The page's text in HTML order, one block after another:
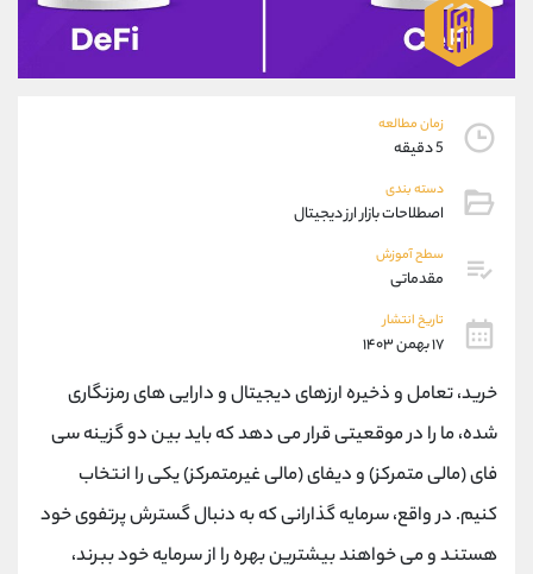
زمان مطالعه
5 دقیقه
دسته بندی
اصطلاحات بازار ارز دیجیتال
سطح آموزش
مقدماتی
تاریخ انتشار
۱۷ بهمن ۱۴۰۳
خرید، تعامل و ذخیره ارزهای دیجیتال و دارایی های رمزنگاری
شده، ما را در موقعیتی قرار می دهد که باید بین دو گزینه سی
فای (مالی متمرکز) و دیفای (مالی غیرمتمرکز) یکی را انتخاب
کنیم. در واقع، سرمایه گذارانی که به دنبال گسترش پرتفوی خود
هستند و می خواهند بیشترین بهره را از سرمایه خود ببرند،
09304891085
واتساپ شروع گفتگو
تلگرام
پشتیبان فروش
موبایل
اطلاعات تماس
تلفن 021-22021030
021-22021040
بدون پیش شماره
اینستاگرام @alireza.mehrabii
کانال تلگرام @alirezamehrabi_com
@alirezamehrabi_official